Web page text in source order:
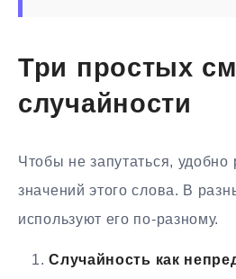
Три простых
случайности
Чтобы не запутаться, удобно
значений этого слова. В
используют его по-разному.
Случайность как